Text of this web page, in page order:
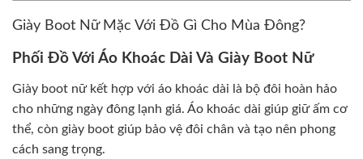
Giày Boot Nữ Mặc Với Đồ Gì Cho Mùa Đông?
Phối Đồ Với Áo Khoác Dài Và Giày Boot Nữ
Giày boot nữ kết hợp với áo khoác dài là bộ đôi hoàn hảo
cho những ngày đông lạnh giá. Áo khoác dài giúp giữ ấm cơ
thể, còn giày boot giúp bảo vệ đôi chân và tạo nên phong
cách sang trọng.